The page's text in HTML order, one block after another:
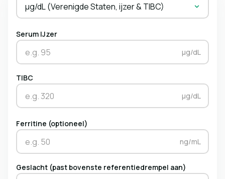
µg/dL (Verenigde Staten, ijzer & TIBC)
Serum IJzer
µg/dL
TIBC
µg/dL
Ferritine (optioneel)
ng/mL
Geslacht (past bovenste referentiedrempel aan)